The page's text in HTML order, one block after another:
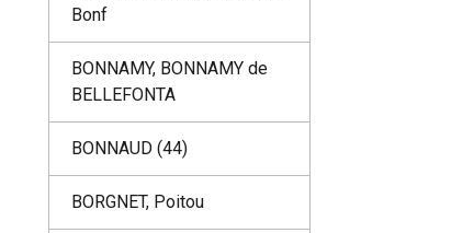
Bonf
BONNAMY, BONNAMY de
BELLEFONTA
BONNAUD (44)
BORGNET, Poitou